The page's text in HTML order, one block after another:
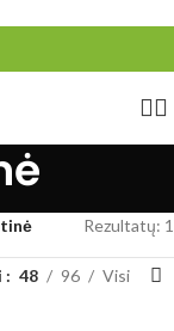
Rezultatų: 1
48 96 Visi